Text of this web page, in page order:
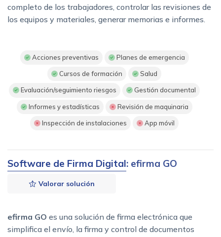
completo de los trabajadores, controlar las revisiones de
los equipos y materiales, generar memorias e informes.
Acciones preventivas Planes de emergencia
Cursos de formación Salud
Evaluación/seguimiento riesgos Gestión documental
Informes y estadísticas Revisión de maquinaria
Inspección de instalaciones App móvil
Software de Firma Digital: efirma GO
Valorar solución
efirma GO es una solución de firma electrónica que
simplifica el envío, la firma y control de documentos